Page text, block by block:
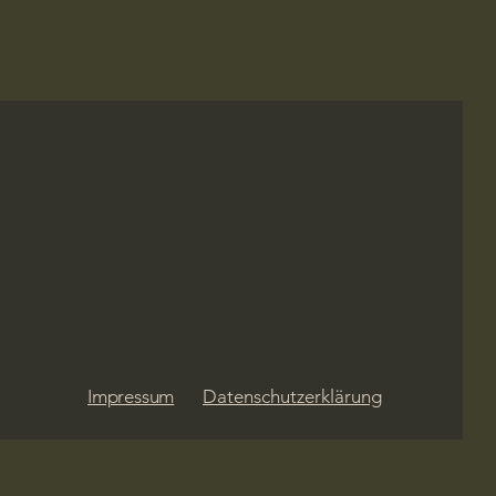
Impressum Datenschutzerklärung